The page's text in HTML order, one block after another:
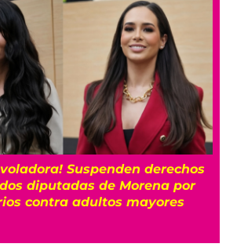
El cáncer de próstata de Joe
según su hijo Hunter